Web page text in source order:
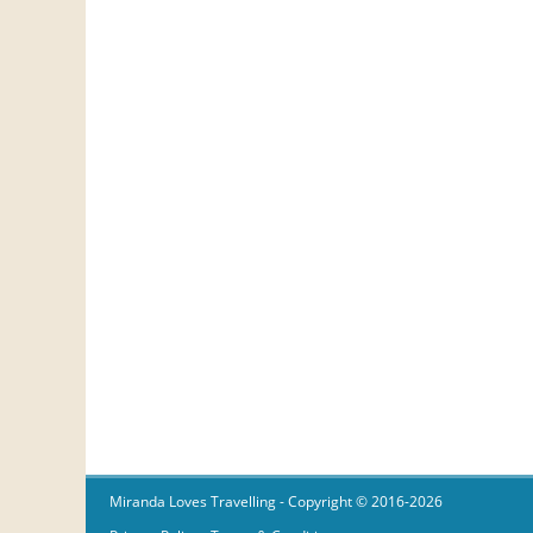
Miranda Loves Travelling- Copyright © 2016-2026